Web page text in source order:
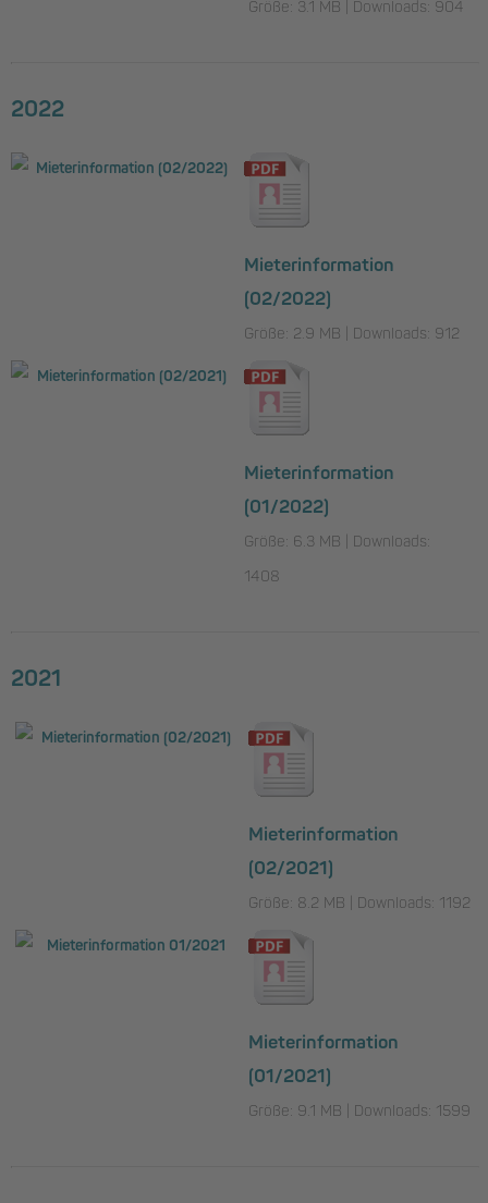
Größe: 3.1 MB | Downloads: 904
2022
Mieterinformation
(02/2022)
Größe: 2.9 MB | Downloads: 912
Mieterinformation
(01/2022)
Größe: 6.3 MB | Downloads:
1408
2021
Mieterinformation
(02/2021)
Größe: 8.2 MB | Downloads: 1192
Mieterinformation
(01/2021)
Größe: 9.1 MB | Downloads: 1599